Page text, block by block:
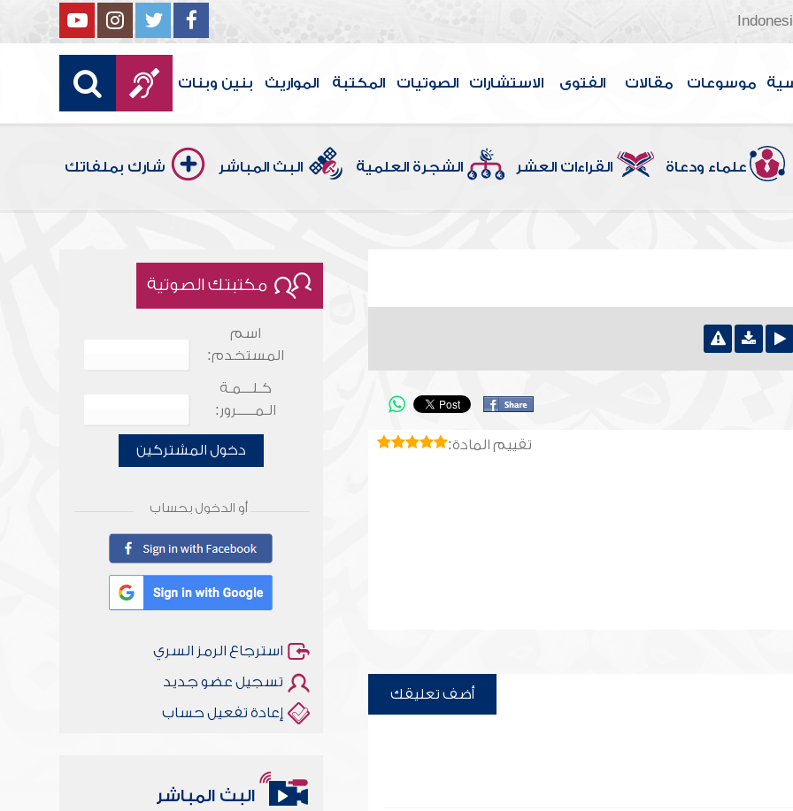
موسوعات مقالات الفتوى الاستشارات الصوتيات المكتبة المواريث بنين وبنات
علماء ودعاة القراءات العشر الشجرة العلمية البث المباشر شارك بملفاتك
تقييم المادة:
أضف تعليقك
مكتبتك الصوتية
اسم
المستخدم:
كـلـــمـة
الـمـــــرور:
دخول المشتركين
أو الدخول بحساب
استرجاع الرمز السري
تسجيل عضو جديد
إعادة تفعيل حساب
البث المباشر